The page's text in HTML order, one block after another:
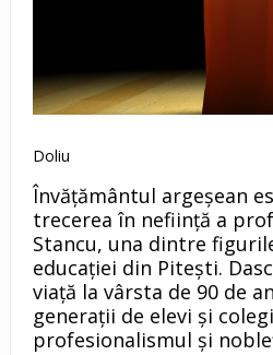
Doliu
Învățământul argeșean
trecerea în neființă a
Stancu, una dintre
educației din Pitești.
viață la vârsta de 90 de
generații de elevi și
profesionalismul și